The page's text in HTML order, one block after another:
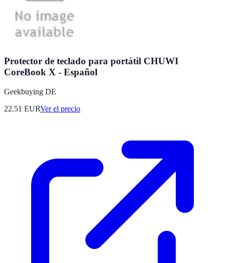
Protector de teclado para portátil CHUWI
CoreBook X - Español
Geekbuying DE
22.51 EURVer el precio